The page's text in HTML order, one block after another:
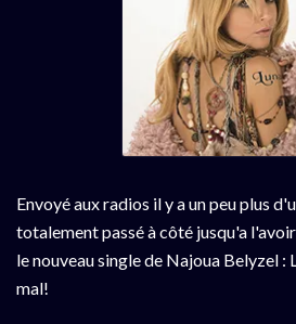
Envoyé aux radios il y a un peu plus
totalement passé à côté jusqu'a
le nouveau single de Najoua Belyzel :
mal!